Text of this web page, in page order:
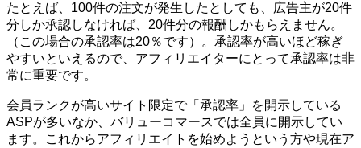
たとえば、100件の注文が発生したとしても、広告主が20件
分しか承認しなければ、20件分の報酬しかもらえません。
（この場合の承認率は20％です）。承認率が高いほど稼ぎ
やすいといえるので、アフィリエイターにとって承認率は非
常に重要です。
会員ランクが高いサイト限定で「承認率」を開示している
ASPが多いなか、バリューコマースでは全員に開示してい
ます。これからアフィリエイトを始めようという方や現在ア